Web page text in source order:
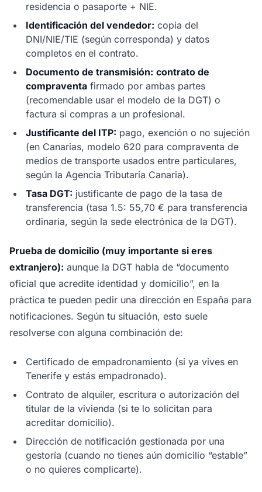
residencia o pasaporte + NIE.
Identificación del vendedor: copia del
DNI/NIE/TIE (según corresponda) y datos
completos en el contrato.
Documento de transmisión: contrato de
compraventa firmado por ambas partes
(recomendable usar el modelo de la DGT) o
factura si compras a un profesional.
Justificante del ITP: pago, exención o no sujeción
(en Canarias, modelo 620 para compraventa de
medios de transporte usados entre particulares,
según la Agencia Tributaria Canaria).
Tasa DGT: justificante de pago de la tasa de
transferencia (tasa 1.5: 55,70 € para transferencia
ordinaria, según la sede electrónica de la DGT).
Prueba de domicilio (muy importante si eres
extranjero): aunque la DGT habla de “documento
oficial que acredite identidad y domicilio”, en la
práctica te pueden pedir una dirección en España para
notificaciones. Según tu situación, esto suele
resolverse con alguna combinación de:
Certificado de empadronamiento (si ya vives en
Tenerife y estás empadronado).
Contrato de alquiler, escritura o autorización del
titular de la vivienda (si te lo solicitan para
acreditar domicilio).
Dirección de notificación gestionada por una
gestoría (cuando no tienes aún domicilio “estable”
o no quieres complicarte).